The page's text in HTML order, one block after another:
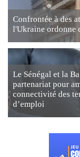
Confrontée à des
l'Ukraine ordonne
Le Sénégal et la
partenariat pour
connectivité des
d’emploi